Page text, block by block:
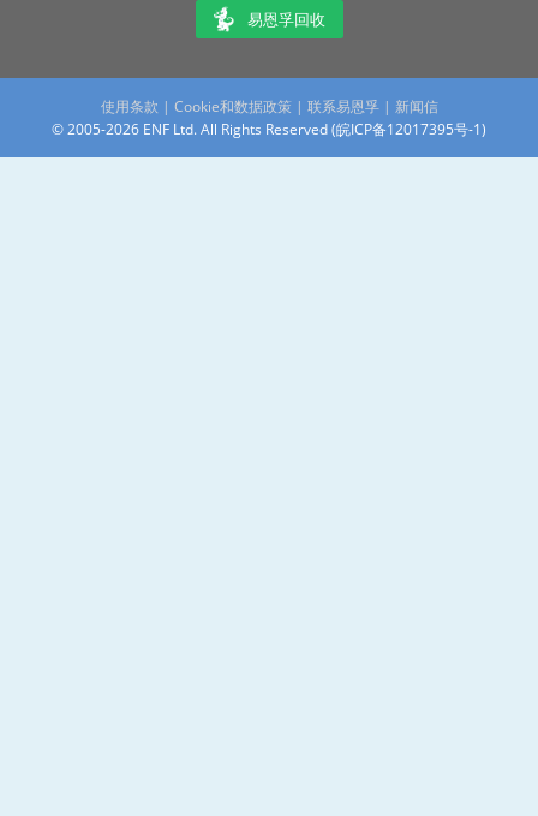
易恩孚回收
使用条款 | Cookie和数据政策| 联系易恩孚 | 新闻信
© 2005-2026 ENF Ltd. All Rights Reserved (皖ICP备12017395号-1)